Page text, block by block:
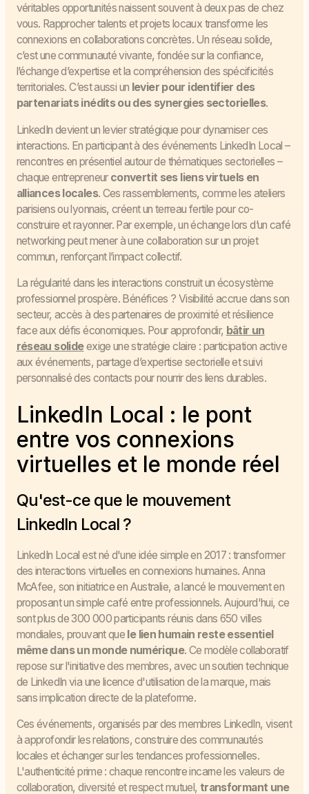
véritables opportunités naissent souvent à deux pas de chez
vous. Rapprocher talents et projets locaux transforme les
connexions en collaborations concrètes. Un réseau solide,
c’est une communauté vivante, fondée sur la confiance,
l’échange d’expertise et la compréhension des spécificités
territoriales. C’est aussi un levier pour identifier des
partenariats inédits ou des synergies sectorielles.
LinkedIn devient un levier stratégique pour dynamiser ces
interactions. En participant à des événements LinkedIn Local –
rencontres en présentiel autour de thématiques sectorielles –
chaque entrepreneur convertit ses liens virtuels en
alliances locales. Ces rassemblements, comme les ateliers
parisiens ou lyonnais, créent un terreau fertile pour co-
construire et rayonner. Par exemple, un échange lors d’un café
networking peut mener à une collaboration sur un projet
commun, renforçant l’impact collectif.
La régularité dans les interactions construit un écosystème
professionnel prospère. Bénéfices ? Visibilité accrue dans son
secteur, accès à des partenaires de proximité et résilience
face aux défis économiques. Pour approfondir, bâtir un
réseau solideexige une stratégie claire : participation active
aux événements, partage d’expertise sectorielle et suivi
personnalisé des contacts pour nourrir des liens durables.
LinkedIn Local : le pont
entre vos connexions
virtuelles et le monde réel
Qu'est-ce que le mouvement
LinkedIn Local ?
LinkedIn Local est né d'une idée simple en 2017 : transformer
des interactions virtuelles en connexions humaines. Anna
McAfee, son initiatrice en Australie, a lancé le mouvement en
proposant un simple café entre professionnels. Aujourd'hui, ce
sont plus de 300 000 participants réunis dans 650 villes
mondiales, prouvant que le lien humain reste essentiel
même dans un monde numérique. Ce modèle collaboratif
repose sur l'initiative des membres, avec un soutien technique
de LinkedIn via une licence d'utilisation de la marque, mais
sans implication directe de la plateforme.
Ces événements, organisés par des membres LinkedIn, visent
à approfondir les relations, construire des communautés
locales et échanger sur les tendances professionnelles.
L'authenticité prime : chaque rencontre incarne les valeurs de
collaboration, diversité et respect mutuel, transformant une